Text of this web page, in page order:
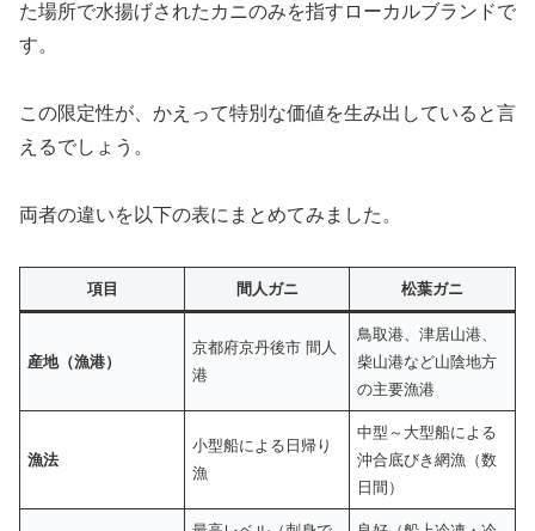
た場所で水揚げされたカニのみを指すローカルブランドで
す。
この限定性が、かえって特別な価値を生み出していると言
えるでしょう。
両者の違いを以下の表にまとめてみました。
項目 間人ガニ 松葉ガニ
産地（漁港）
京都府京丹後市 間人
港
鳥取港、津居山港、
柴山港など山陰地方
の主要漁港
漁法
小型船による日帰り
漁
中型～大型船による
沖合底びき網漁（数
日間）